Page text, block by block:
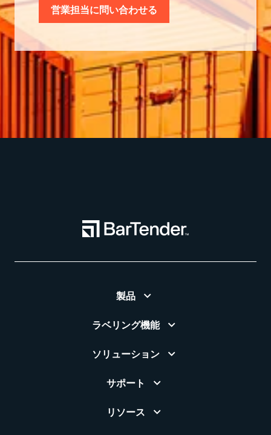
営業担当に問い合わせる
製品
ラベリング機能
ソリューション
サポート
リソース